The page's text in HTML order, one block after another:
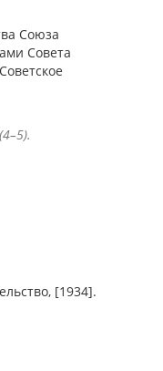
Союза
Совета
[1934].